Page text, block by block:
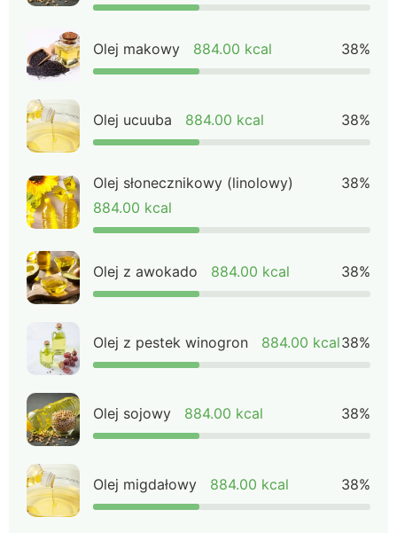
Olej makowy 884.00 kcal 38%
Olej ucuuba 884.00 kcal 38%
Olej słonecznikowy (linolowy)
884.00 kcal
38%
Olej z awokado 884.00 kcal 38%
Olej z pestek winogron 884.00 kcal38%
Olej sojowy 884.00 kcal 38%
Olej migdałowy 884.00 kcal 38%